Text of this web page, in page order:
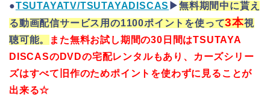
●TSUTAYATV/TSUTAYADISCAS ▶無料期間中に貰え
る動画配信サービス用の1100ポイントを使って3本視
聴可能。
また無料お試し期間の30日間はTSUTAYA
DISCASのDVDの宅配レンタルもあり、カーズシリー
ズはすべて旧作のためポイントを使わずに見ることが
出来る☆